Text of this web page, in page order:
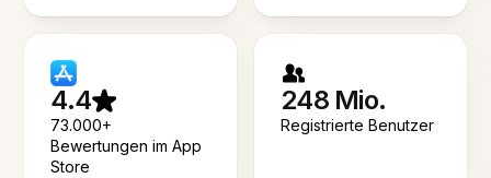
4.4
73.000+
Bewertungen im App
Store
248 Mio.
Registrierte Benutzer